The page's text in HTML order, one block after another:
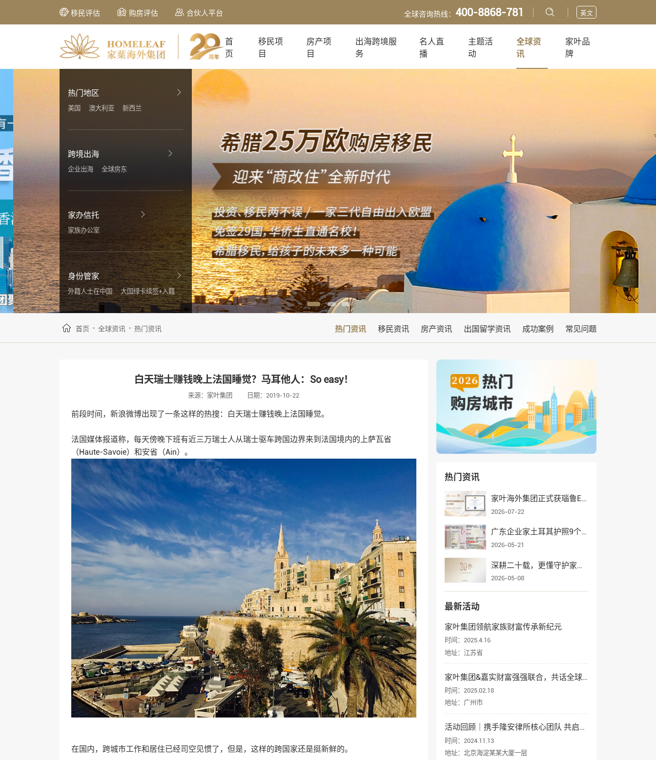
移民评估 购房评估 合伙人平台 全球咨询热线：400-8868-781 英文
首
页
移民项
目
房产项
目
出海跨境服
务
名人直
播
主题活
动
全球资
讯
家叶品
牌
热门地区
美国 澳大利亚 新西兰
跨境出海
企业出海 全球房东
家办信托
家族办公室
身份管家
外籍人士在中国 大国绿卡续签+入籍
热门资讯 移民资讯 房产资讯 出国留学资讯 成功案例 常见问题
首页 - 全球资讯 - 热门资讯
白天瑞士赚钱晚上法国睡觉？马耳他人：So easy！
来源：家叶集团 日期：2019-10-22
前段时间，新浪微博出现了一条这样的热搜：白天瑞士赚钱晚上法国睡觉。
法国媒体报道称，每天傍晚下班有近三万瑞士人从瑞士驱车跨国边界来到法国境内的上萨瓦省
（Haute-Savoie）和安省（Ain）。
在国内，跨城市工作和居住已经司空见惯了，但是，这样的跨国家还是挺新鲜的。
热门资讯
家叶海外集团正式获瑙鲁ECRCP项目官方授权，身份规划服务再添权威认证
2026-07-22
广东企业家土耳其护照9个月获批，家叶海外全流程护航一家三口入籍
2026-05-21
深耕二十载，更懂守护家业——家叶海外集团辉煌发展纪实
2026-05-08
最新活动
家叶集团领航家族财富传承新纪元
时间：2025.4.16
地址：江苏省
家叶集团&嘉实财富强强联合，共话全球资产配置与身份规划
时间：2025.02.18
地址：广州市
活动回顾｜携手隆安律所核心团队 共启企业出海新征程
时间：2024.11.13
地址：北京海淀某某大厦一层